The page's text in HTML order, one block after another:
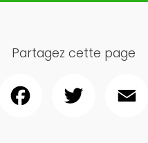
Partagez cette page